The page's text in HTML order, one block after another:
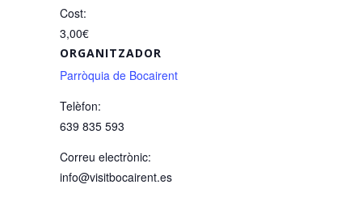
Cost:
3,00€
ORGANITZADOR
Parròquia de Bocairent
Telèfon:
639 835 593
Correu electrònic:
info@visitbocairent.es